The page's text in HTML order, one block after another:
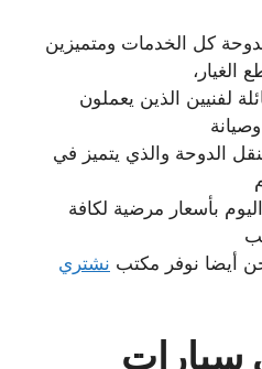
كل الخدمات ومتميزين
الغيار،
لفنيين الذين يعملون
الدوحة والذي يتميز في
بأسعار مرضية لكافة
أيضا نوفر مكتب نشتري
سيارات